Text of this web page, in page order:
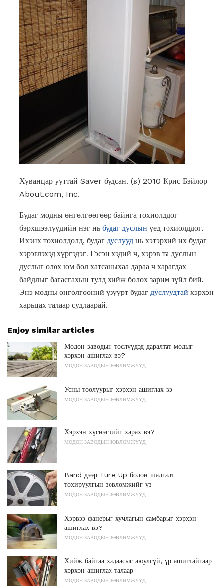
Хуванцар ууттай Saver будсан. (в) 2010 Крис Бэйлор
About.com, Inc.
Будаг модны өнгөлгөөгөөр байнга тохиолддог
бэрхшээлүүдийн нэг нь будаг дуслын үед тохиолддог.
Ихэнх тохиолдолд, будаг дуслууд нь хэтэрхий их будаг
хэрэглэхэд хүргэдэг. Гэсэн хэдий ч, хэрэв та дуслын
дуслыг олох юм бол хатсаныхаа дараа ч харагдах
байдлыг багасгахын тулд хийж болох зарим зүйл бий.
Энэ модны өнгөлгөөний үзүүрт будаг дуслуудтай хэрхэн
харьцах талаар судлаарай.
Enjoy similar articles
Модон заводын төслүүдэд даралтат модыг
хэрхэн ашиглах вэ?
МОДОН ЗАВОДЫН ЗӨВЛӨМЖҮҮД
Усны тоолуурыг хэрхэн ашиглах вэ
МОДОН ЗАВОДЫН ЗӨВЛӨМЖҮҮД
Хэрхэн хүснэгтийг харах вэ?
МОДОН ЗАВОДЫН ЗӨВЛӨМЖҮҮД
Band дээр Tune Up болон шалгалт
тохируулгын зөвлөмжийг үз
МОДОН ЗАВОДЫН ЗӨВЛӨМЖҮҮД
Хэрвээ фанерыг хучлагын самбарыг хэрхэн
ашиглах вэ?
МОДОН ЗАВОДЫН ЗӨВЛӨМЖҮҮД
Хийж байгаа хадаасыг аюулгүй, үр ашигтайгаар
хэрхэн ашиглах талаар
МОДОН ЗАВОДЫН ЗӨВЛӨМЖҮҮД